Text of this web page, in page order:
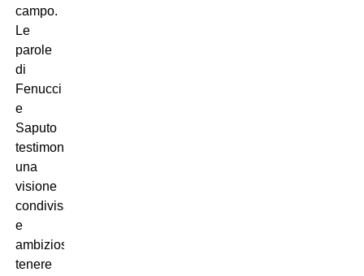
campo.
Le
parole
di
Fenucci
e
Saputo
testimoniano
una
visione
condivisa
e
ambiziosa:
tenere